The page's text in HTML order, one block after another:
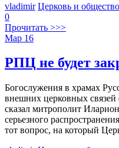
vladimir Церковь и общество
0
Прочитать >>>
Мар 16
РПЦ не будет
Богослужения в храмах
внешних церковных
сказал митрополит
серьезного
тот вопрос, на который